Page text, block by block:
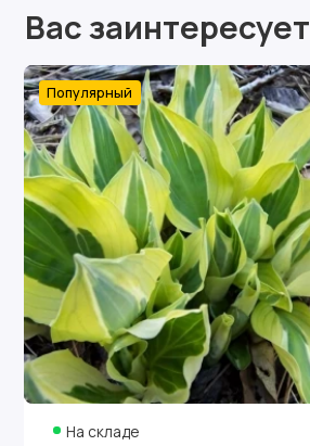
Вас заинтересует
Популярный
На складе